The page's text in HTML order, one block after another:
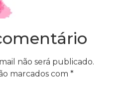
não será publicado.
marcados com *